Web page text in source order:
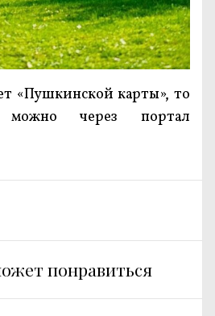
«Пушкинской карты», то
через портал
понравиться